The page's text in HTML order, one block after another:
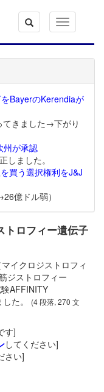
Toggle
navigation
BayerのKerendiaが
てきました→下がり
州が承認
ました。
買う選択権利をJ&J
億ドル弱）
トロフィー遺伝子
イクロジストロフィ
ジストロフィー
AFFINITY
た。
(4 段落, 270 文
す]
してください]
さい]